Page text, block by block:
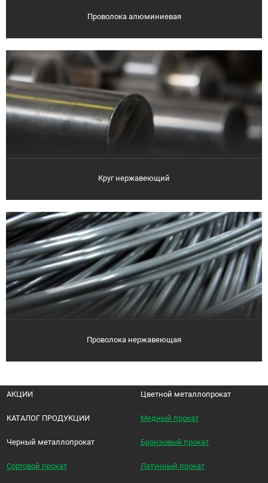
Проволока алюминиевая
Круг нержавеющий
Проволока нержавеющая
АКЦИИ
КАТАЛОГ ПРОДУКЦИИ
Черный металлопрокат
Сортовой прокат
Цветной металлопрокат
Медный прокат
Бронзовый прокат
Латунный прокат